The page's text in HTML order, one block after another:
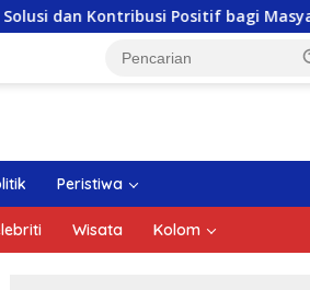
Positif bagi Masyarakat
Peristiwa
Wisata Kolom